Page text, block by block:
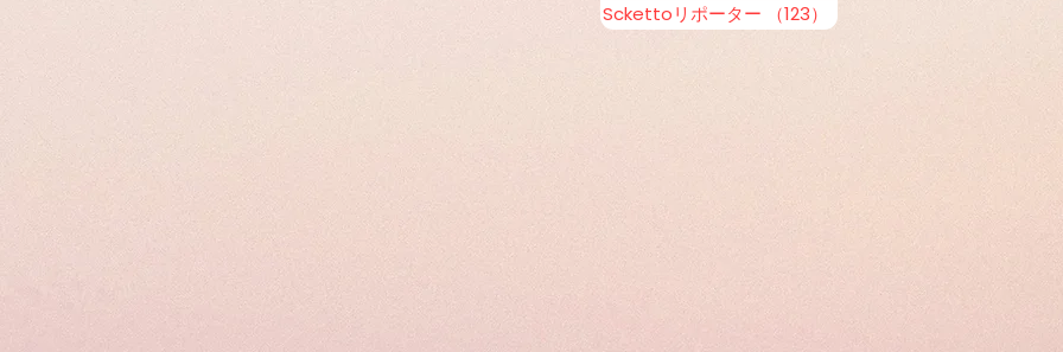
Sckettoリポーター
（123）